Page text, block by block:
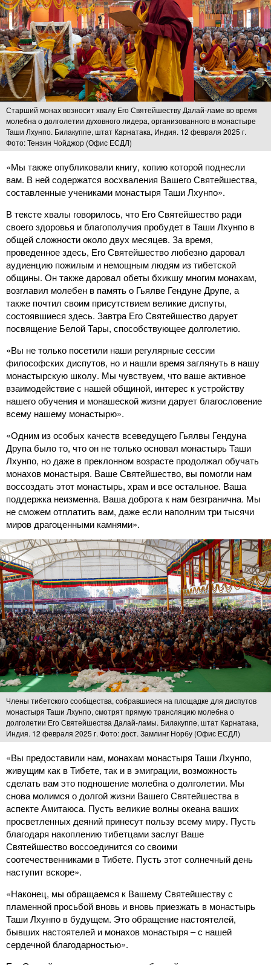
Старший монах возносит хвалу Его Святейшеству Далай-ламе во время
молебна о долголетии духовного лидера, организованного в монастыре
Таши Лхунпо. Билакуппе, штат Карнатака, Индия. 12 февраля 2025 г.
Фото: Тензин Чойджор (Офис ЕСДЛ)
«Мы также опубликовали книгу, копию которой поднесли
вам. В ней содержатся восхваления Вашего Святейшества,
составленные учениками монастыря Таши Лхунпо».
В тексте хвалы говорилось, что Его Святейшество ради
своего здоровья и благополучия пробудет в Таши Лхунпо в
общей сложности около двух месяцев. За время,
проведенное здесь, Его Святейшество любезно даровал
аудиенцию пожилым и немощным людям из тибетской
общины. Он также даровал обеты бхикшу многим монахам,
возглавил молебен в память о Гьялве Гендуне Друпе, а
также почтил своим присутствием великие диспуты,
состоявшиеся здесь. Завтра Его Святейшество дарует
посвящение Белой Тары, способствующее долголетию.
«Вы не только посетили наши регулярные сессии
философских диспутов, но и нашли время заглянуть в нашу
монастырскую школу. Мы чувствуем, что ваше активное
взаимодействие с нашей общиной, интерес к устройству
нашего обучения и монашеской жизни дарует благословение
всему нашему монастырю».
«Одним из особых качеств всеведущего Гьялвы Гендуна
Друпа было то, что он не только основал монастырь Таши
Лхунпо, но даже в преклонном возрасте продолжал обучать
монахов монастыря. Ваше Святейшество, вы помогли нам
воссоздать этот монастырь, храм и все остальное. Ваша
поддержка неизменна. Ваша доброта к нам безгранична. Мы
не сможем отплатить вам, даже если наполним три тысячи
миров драгоценными камнями».
Члены тибетского сообщества, собравшиеся на площадке для диспутов
монастыря Таши Лхунпо, смотрят прямую трансляцию молебна о
долголетии Его Святейшества Далай-ламы. Билакуппе, штат Карнатака,
Индия. 12 февраля 2025 г. Фото: дост. Замлинг Норбу (Офис ЕСДЛ)
«Вы предоставили нам, монахам монастыря Таши Лхунпо,
живущим как в Тибете, так и в эмиграции, возможность
сделать вам это подношение молебна о долголетии. Мы
снова молимся о долгой жизни Вашего Святейшества в
аспекте Амитаюса. Пусть великие волны океана ваших
просветленных деяний принесут пользу всему миру. Пусть
благодаря накоплению тибетцами заслуг Ваше
Святейшество воссоединится со своими
соотечественниками в Тибете. Пусть этот солнечный день
наступит вскоре».
«Наконец, мы обращаемся к Вашему Святейшеству с
пламенной просьбой вновь и вновь приезжать в монастырь
Таши Лхунпо в будущем. Это обращение настоятелей,
бывших настоятелей и монахов монастыря – с нашей
сердечной благодарностью».